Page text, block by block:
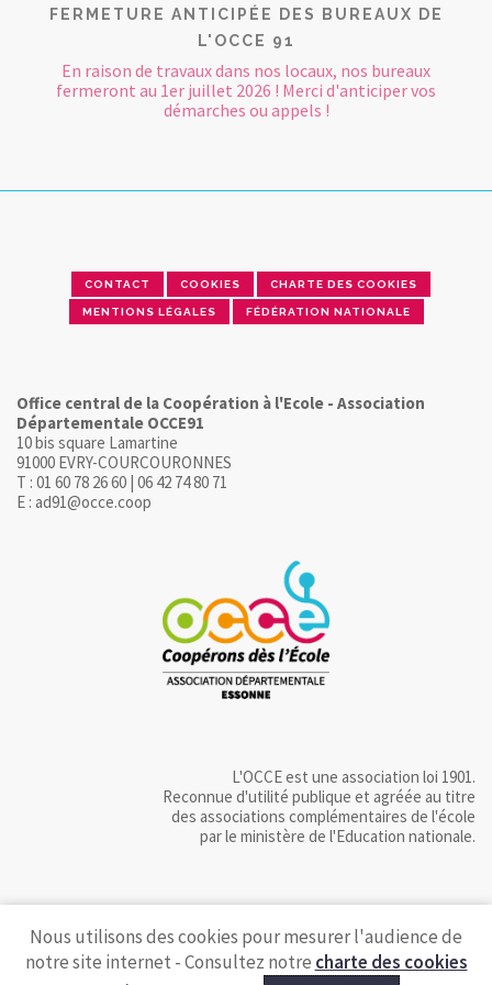
FERMETURE ANTICIPÉE DES BUREAUX DE
L'OCCE 91
En raison de travaux dans nos locaux, nos bureaux
fermeront au 1er juillet 2026 ! Merci d'anticiper vos
démarches ou appels !
CONTACT COOKIES CHARTE DES COOKIES
MENTIONS LÉGALES FÉDÉRATION NATIONALE
Office central de la Coopération à l'Ecole - Association
Départementale OCCE91
10 bis square Lamartine
91000 EVRY-COURCOURONNES
T : 01 60 78 26 60 | 06 42 74 80 71
E : ad91@occe.coop
L'OCCE est une association loi 1901.
Reconnue d'utilité publique et agréée au titre
des associations complémentaires de l'école
par le ministère de l'Education nationale.
Nous utilisons des cookies pour mesurer l'audience de
notre site internet - Consultez notre charte des cookies